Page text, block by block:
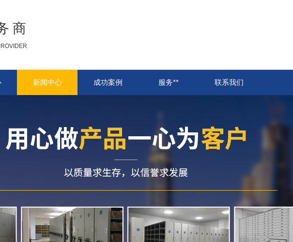
商
新闻中心 成功案例 服务** 联系我们